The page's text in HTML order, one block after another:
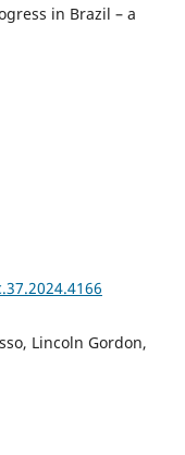
in Brazil – a
Lincoln Gordon,